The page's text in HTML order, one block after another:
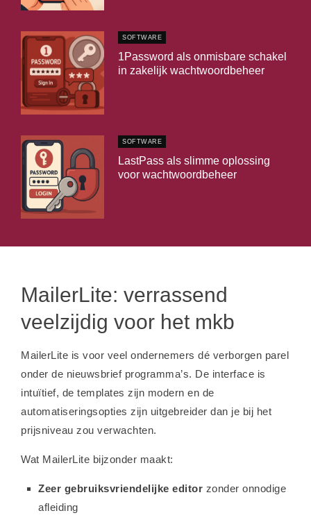
SOFTWARE
1Password als onmisbare schakel
in zakelijk wachtwoordbeheer
SOFTWARE
LastPass als slimme oplossing
voor wachtwoordbeheer
MailerLite: verrassend
veelzijdig voor het mkb
MailerLite is voor veel ondernemers dé verborgen parel
onder de nieuwsbrief programma’s. De interface is
intuïtief, de templates zijn modern en de
automatiseringsopties zijn uitgebreider dan je bij het
prijsniveau zou verwachten.
Wat MailerLite bijzonder maakt:
Zeer gebruiksvriendelijke editor zonder onnodige
afleiding